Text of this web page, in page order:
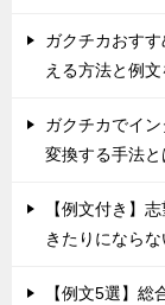
ガクチカおす
える方法と例
ガクチカでイ
変換する手法と
【例文付き】
きたりになら
【例文5選】